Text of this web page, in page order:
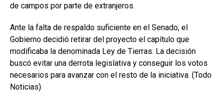
de campos por parte de extranjeros.
Ante la falta de respaldo suficiente en el Senado, el
Gobierno decidió retirar del proyecto el capítulo que
modificaba la denominada Ley de Tierras. La decisión
buscó evitar una derrota legislativa y conseguir los votos
necesarios para avanzar con el resto de la iniciativa. (Todo
Noticias)